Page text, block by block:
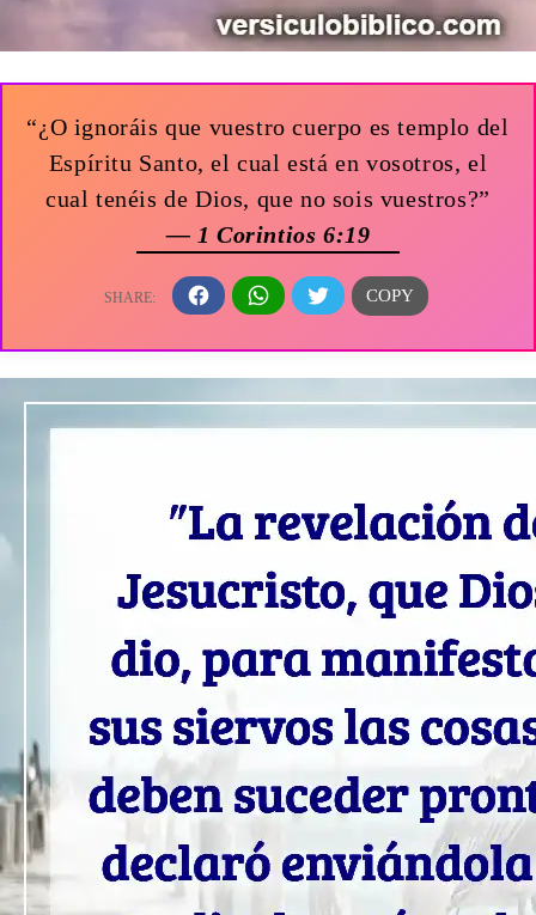
“¿O ignoráis que vuestro cuerpo es templo del
Espíritu Santo, el cual está en vosotros, el
cual tenéis de Dios, que no sois vuestros?”
— 1 Corintios 6:19